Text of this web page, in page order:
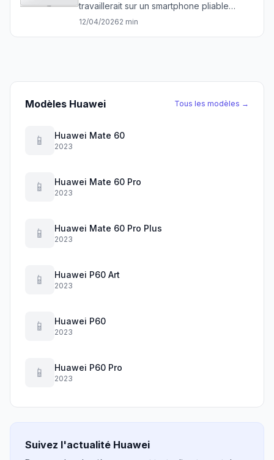
travaillerait sur un smartphone pliable
révolutionnaire positionné comme
12/04/20262 min
Modèles Huawei Tous les modèles →
📱 Huawei Mate 60
2023
📱 Huawei Mate 60 Pro
2023
📱 Huawei Mate 60 Pro Plus
2023
📱 Huawei P60 Art
2023
📱 Huawei P60
2023
📱 Huawei P60 Pro
2023
Suivez l'actualité Huawei